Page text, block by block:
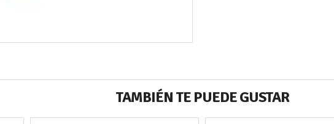
TAMBIÉN TE PUEDE GUSTAR